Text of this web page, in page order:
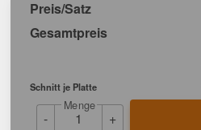
Preis/Satz
Gesamtpreis
Schnitt je Platte
-
Menge
+